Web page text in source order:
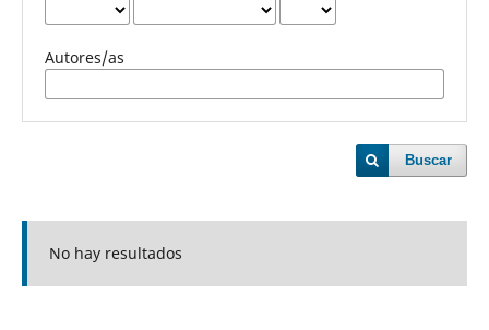
Autores/as
Buscar
No hay resultados